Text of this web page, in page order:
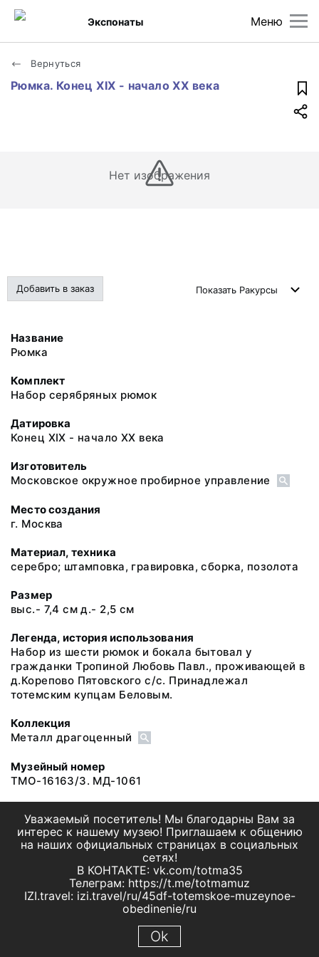
Меню
Экспонаты
Вернуться
Рюмка. Конец XIX - начало XX века
Нет изображения
Добавить в заказ Показать Ракурсы
Название
Рюмка
Комплект
Набор серябряных рюмок
Датировка
Конец XIX - начало XX века
Изготовитель
Московское окружное пробирное управление
Место создания
г. Москва
Материал, техника
серебро; штамповка, гравировка, сборка, позолота
Размер
выс.- 7,4 см д.- 2,5 см
Легенда, история использования
Набор из шести рюмок и бокала бытовал у
гражданки Тропиной Любовь Павл., проживающей в
д.Корепово Пятовского с/с. Принадлежал
тотемским купцам Беловым.
Коллекция
Металл драгоценный
Музейный номер
ТМО-16163/3. МД-1061
Уважаемый посетитель! Мы благодарны Вам за
интерес к нашему музею! Приглашаем к общению
на наших официальных страницах в социальных
сетях!
В КОНТАКТЕ: vk.com/totma35
Телеграм: https://t.me/totmamuz
IZI.travel: izi.travel/ru/45df-totemskoe-muzeynoe-
obedinenie/ru
Ok